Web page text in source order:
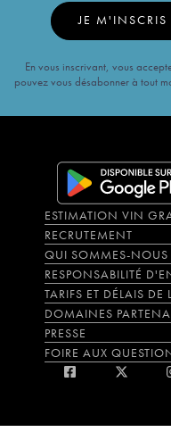
JE M'INSCRIS
En vous inscrivant, vous
pouvez vous désabonner à tout
ESTIMATION VIN
RECRUTEMENT
QUI SOMMES-NOUS
RESPONSABILITÉ
TARIFS ET DÉLAIS DE
DOMAINES
PRESSE
FOIRE AUX